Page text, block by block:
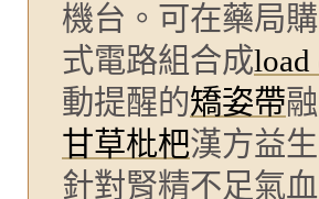
機台。可在藥局
式電路組合成load
動提醒的矯姿帶
甘草枇杷漢方益
針對腎精不足氣